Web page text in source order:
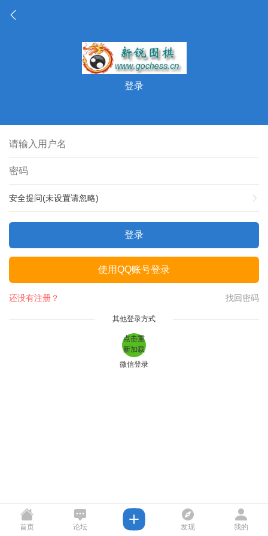
登录
安全提问(未设置请忽略)
登录
使用QQ账号登录
找回密码
还没有注册？
其他登录方式
点击重
新加载
微信登录
首页 论坛 发现 我的